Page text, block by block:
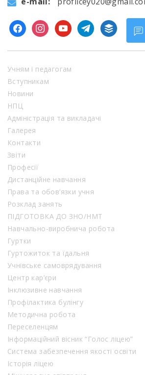
facebookinstagramyoutubetelegram
buffer
Учням і педагогам
Вступникам
Новини
НПЦ
Адміністрація та викладачі
Галерея
Контакти
Звіти
Професії
Дистанційне навчання
Права та обов’язки учня
Розклад занять
ПІДГОТОВКА ДО ЗНО/НМТ
Навчально-виробнича робота
Гуртки
Гуртожиток та їдальня
Учнівське самоврядування
Центр кар’єри
Інклюзивне навчання
Профілактика булінгу
Методична робота
Переселенцям
Інформаційний вісник “Голос ліцею”
Система забезпечення якості освіти
Історія ліцею